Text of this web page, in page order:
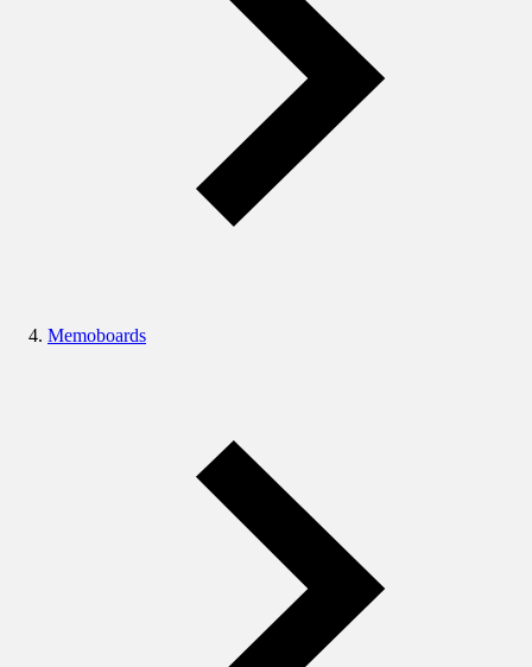
Memoboards